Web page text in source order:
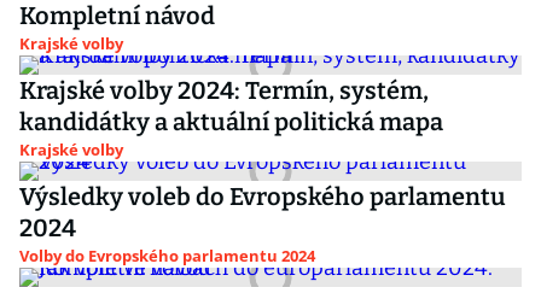
Kompletní návod
Krajské volby
Krajské volby 2024: Termín, systém,
kandidátky a aktuální politická mapa
Krajské volby
Výsledky voleb do Evropského parlamentu
2024
Volby do Evropského parlamentu 2024